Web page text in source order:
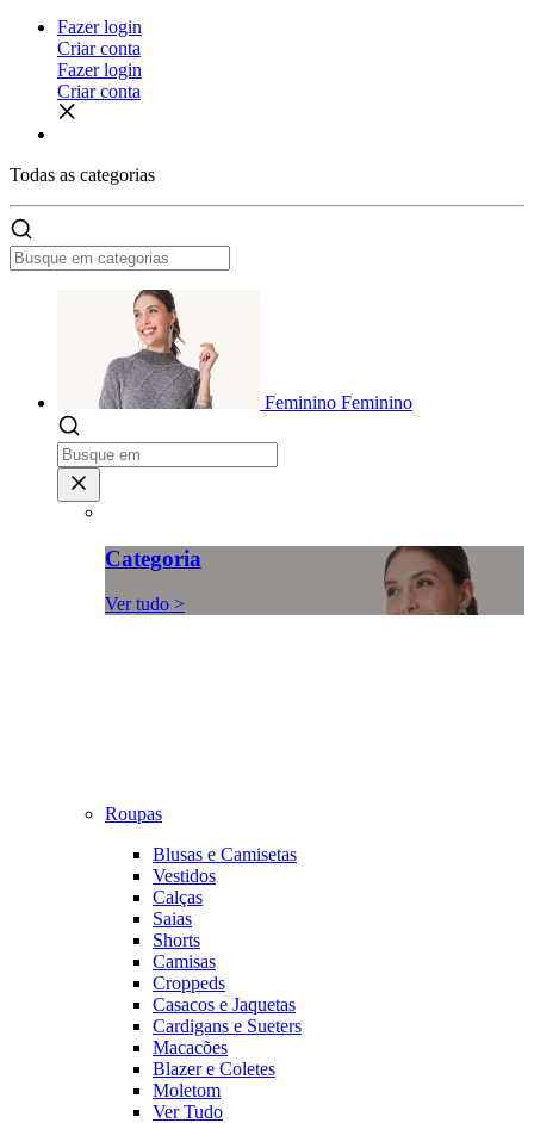
Fazer login
Criar conta
Fazer login
Criar conta
Todas as categorias
Feminino Feminino
Categoria
Ver tudo >
Roupas
Blusas e Camisetas
Vestidos
Calças
Saias
Shorts
Camisas
Croppeds
Casacos e Jaquetas
Cardigans e Sueters
Macacões
Blazer e Coletes
Moletom
Ver Tudo